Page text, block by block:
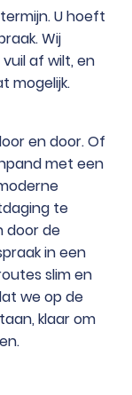
U hoeft
Wij
af wilt, en
mogelijk.
en door. Of
met een
te
door de
in een
slim en
we op de
klaar om